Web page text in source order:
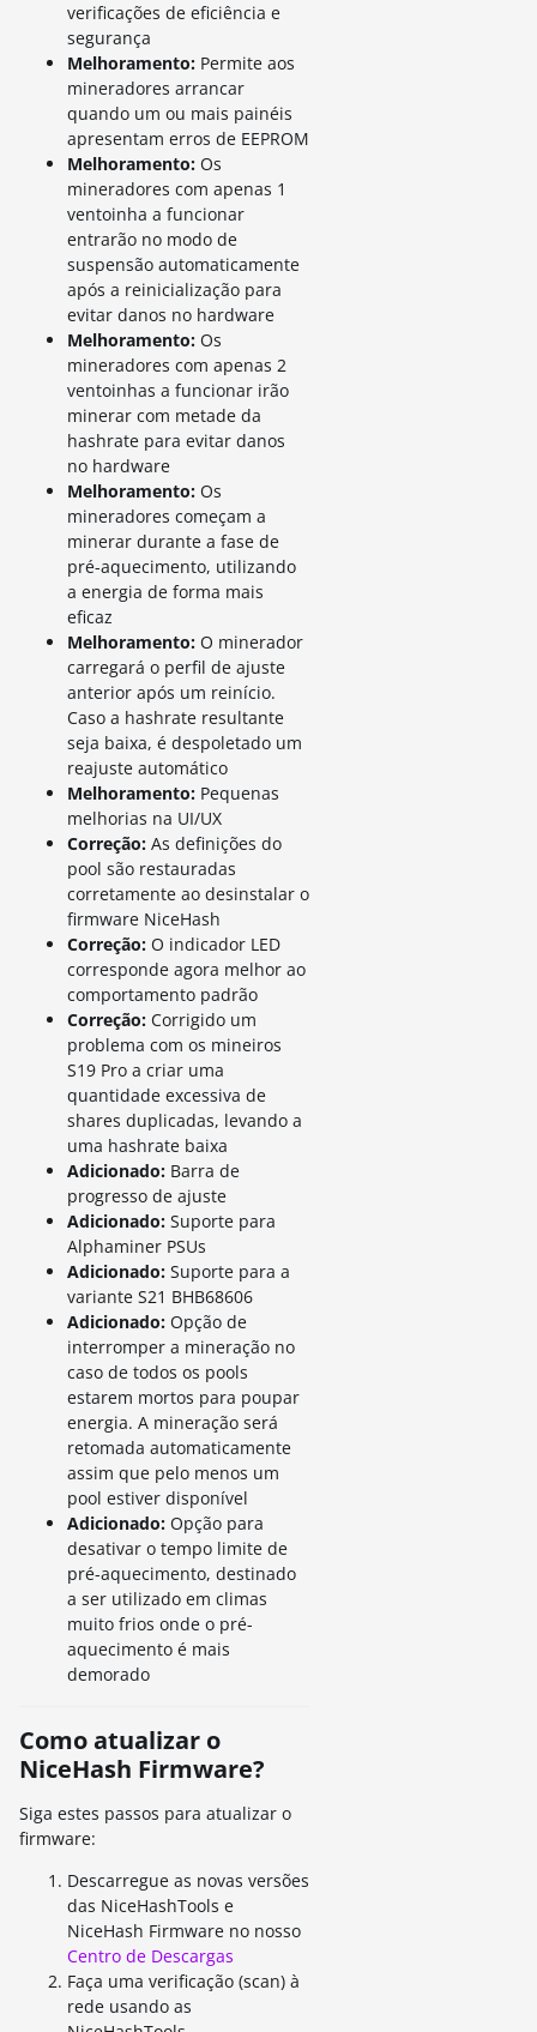
verificações de eficiência e
segurança
Melhoramento: Permite aos
mineradores arrancar
quando um ou mais painéis
apresentam erros de EEPROM
Melhoramento: Os
mineradores com apenas 1
ventoinha a funcionar
entrarão no modo de
suspensão automaticamente
após a reinicialização para
evitar danos no hardware
Melhoramento: Os
mineradores com apenas 2
ventoinhas a funcionar irão
minerar com metade da
hashrate para evitar danos
no hardware
Melhoramento: Os
mineradores começam a
minerar durante a fase de
pré-aquecimento, utilizando
a energia de forma mais
eficaz
Melhoramento: O minerador
carregará o perfil de ajuste
anterior após um reinício.
Caso a hashrate resultante
seja baixa, é despoletado um
reajuste automático
Melhoramento: Pequenas
melhorias na UI/UX
Correção: As definições do
pool são restauradas
corretamente ao desinstalar o
firmware NiceHash
Correção: O indicador LED
corresponde agora melhor ao
comportamento padrão
Correção: Corrigido um
problema com os mineiros
S19 Pro a criar uma
quantidade excessiva de
shares duplicadas, levando a
uma hashrate baixa
Adicionado: Barra de
progresso de ajuste
Adicionado: Suporte para
Alphaminer PSUs
Adicionado: Suporte para a
variante S21 BHB68606
Adicionado: Opção de
interromper a mineração no
caso de todos os pools
estarem mortos para poupar
energia. A mineração será
retomada automaticamente
assim que pelo menos um
pool estiver disponível
Adicionado: Opção para
desativar o tempo limite de
pré-aquecimento, destinado
a ser utilizado em climas
muito frios onde o pré-
aquecimento é mais
demorado
Como atualizar o
NiceHash Firmware?
Siga estes passos para atualizar o
firmware:
Descarregue as novas versões
das NiceHashTools e
NiceHash Firmware no nosso
Centro de Descargas
Faça uma verificação (scan) à
rede usando as